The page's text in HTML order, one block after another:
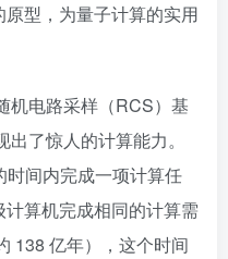
型，为量子计算的实用
机电路采样（RCS）基
了惊人的计算能力。
间内完成一项计算任
算机完成相同的计算需
138 亿年），这个时间